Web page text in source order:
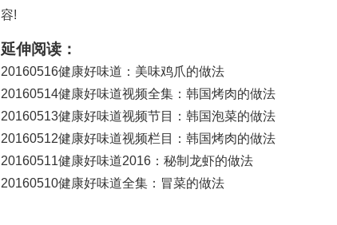
容!
延伸阅读：
20160516健康好味道：美味鸡爪的做法
20160514健康好味道视频全集：韩国烤肉的做法
20160513健康好味道视频节目：韩国泡菜的做法
20160512健康好味道视频栏目：韩国烤肉的做法
20160511健康好味道2016：秘制龙虾的做法
20160510健康好味道全集：冒菜的做法